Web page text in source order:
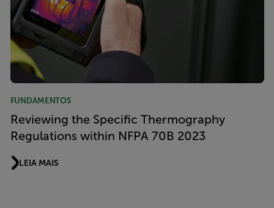
FUNDAMENTOS
Reviewing the Specific Thermography
Regulations within NFPA 70B 2023
LEIA MAIS